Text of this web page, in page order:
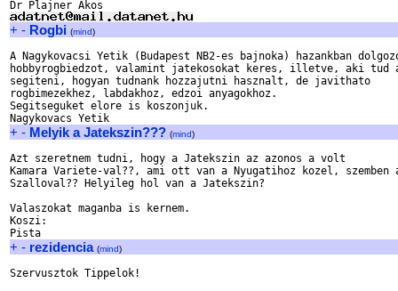
+ - Rogbi (mind)
A Nagykovacsi Yetik (Budapest NB2-es bajnoka) hazankban
hobbyrogbiedzot, valamint jatekosokat keres, illetve, aki tud
segiteni, hogyan tudnank hozzajutni hasznalt, de javithato
rogbimezekhez, labdakhoz, edzoi anyagokhoz.
Segitseguket elore is koszonjuk.
+ - Melyik a Jatekszin??? (mind)
Azt szeretnem tudni, hogy a Jatekszin az azonos a volt
Kamara Variete-val??, ami ott van a Nyugatihoz kozel, szemben
Szalloval?? Helyileg hol van a Jatekszin?
Valaszokat maganba is kernem.
Koszi:
+ - rezidencia (mind)
Szervusztok Tippelok!